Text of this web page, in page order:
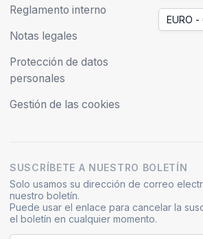
Reglamento interno
Notas legales
Protección de datos
personales
Gestión de las cookies
EURO -
SUSCRÍBETE A NUESTRO BOLETÍN
Solo usamos su dirección de correo
nuestro boletín.
Puede usar el enlace para cancelar la
el boletín en cualquier momento.